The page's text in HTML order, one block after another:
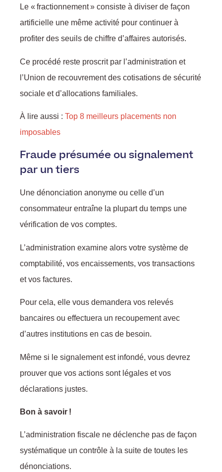
Le « fractionnement » consiste à diviser de façon
artificielle une même activité pour continuer à
profiter des seuils de chiffre d’affaires autorisés.
Ce procédé reste proscrit par l’administration et
l’Union de recouvrement des cotisations de sécurité
sociale et d’allocations familiales.
À lire aussi : Top 8 meilleurs placements non
imposables
Fraude présumée ou signalement
par un tiers
Une dénonciation anonyme ou celle d’un
consommateur entraîne la plupart du temps une
vérification de vos comptes.
L’administration examine alors votre système de
comptabilité, vos encaissements, vos transactions
et vos factures.
Pour cela, elle vous demandera vos relevés
bancaires ou effectuera un recoupement avec
d’autres institutions en cas de besoin.
Même si le signalement est infondé, vous devrez
prouver que vos actions sont légales et vos
déclarations justes.
Bon à savoir !
L’administration fiscale ne déclenche pas de façon
systématique un contrôle à la suite de toutes les
dénonciations.